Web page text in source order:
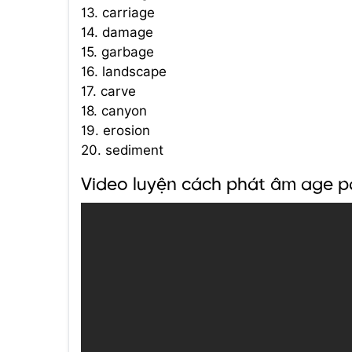
13. carriage
14. damage
15. garbage
16. landscape
17. carve
18. canyon
19. erosion
20. sediment
Video luyện cách phát âm age